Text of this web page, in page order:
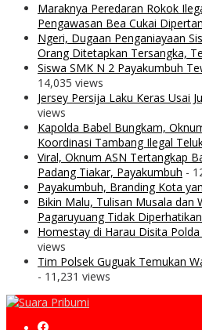
Maraknya Peredaran Rokok
Pengawasan Bea Cukai
Ngeri, Dugaan Penganiayaan
Orang Ditetapkan Tersangka,
Siswa SMK N 2 Payakumbuh
14,035 views
Jersey Persija Laku Keras Usai
views
Kapolda Babel Bungkam,
Koordinasi Tambang Ilegal
Viral, Oknum ASN Tertangkap
Padang Tiakar, Payakumbuh -
Payakumbuh, Branding Kota
Bikin Malu, Tulisan Musala dan
Pagaruyuang Tidak Diperhatikan
Homestay di Harau Disita Polda
views
Tim Polsek Guguak Temukan
- 11,231 views